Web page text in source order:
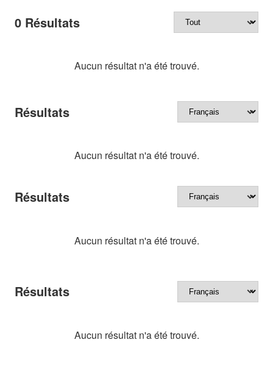
0 Résultats
Aucun résultat n'a été trouvé.
Résultats
Aucun résultat n'a été trouvé.
Résultats
Aucun résultat n'a été trouvé.
Résultats
Aucun résultat n'a été trouvé.